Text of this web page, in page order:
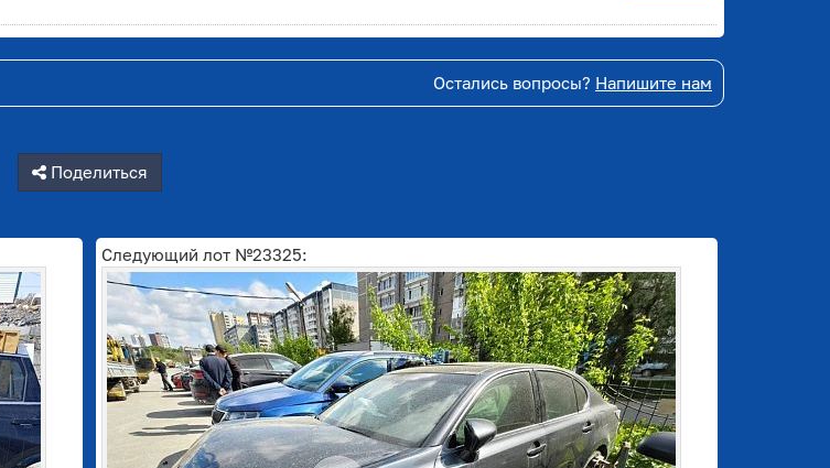
Остались вопросы? Напишите нам
Поделиться
Следующий лот №23325: